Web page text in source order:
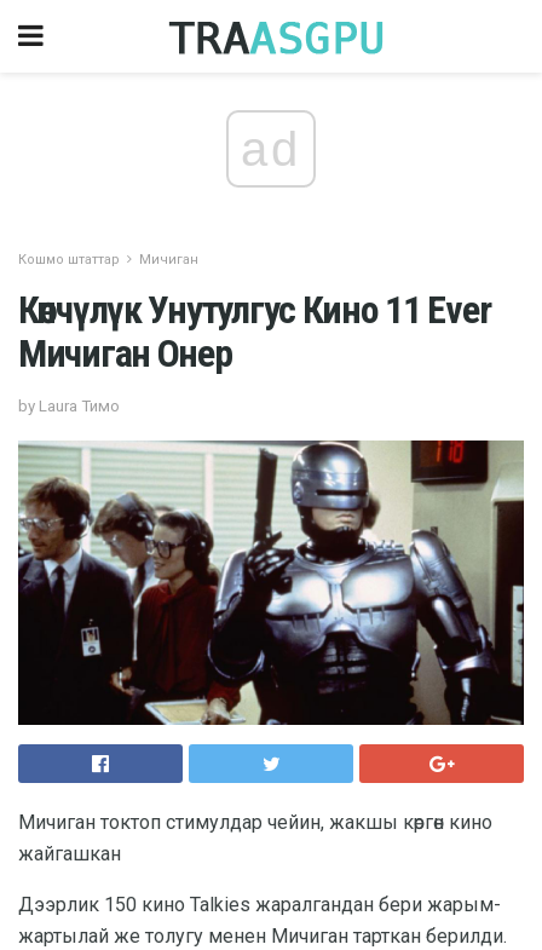
ad
Кошмо штаттар Мичиган
Көпчүлүк Унутулгус Кино 11 Ever
Мичиган Онер
by Laura Тимо
Мичиган токтоп стимулдар чейин, жакшы көргөн кино
жайгашкан
Дээрлик 150 кино Talkies жаралгандан бери жарым-
жартылай же толугу менен Мичиган тарткан берилди.